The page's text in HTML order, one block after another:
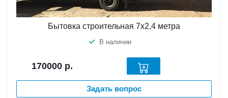
Бытовка строительная 7х2,4 метра
В наличии
170000 р.
Задать вопрос